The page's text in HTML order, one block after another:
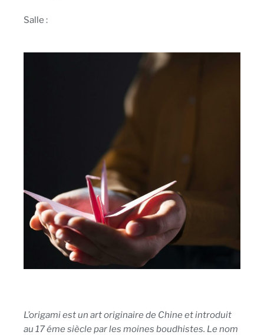
Salle :
L’origami est un art originaire de Chine et introduit
au 17 éme siècle par les moines boudhistes. Le nom